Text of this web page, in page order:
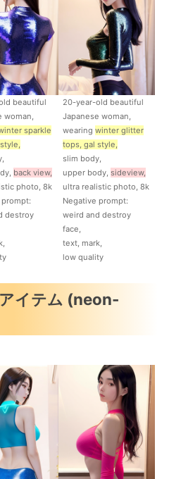
beautiful
woman,
sparkle
style,
back view,
photo, 8k
destroy
20-year-old beautiful
Japanese woman,
wearing winter glitter
tops, gal style,
slim body,
upper body, sideview,
ultra realistic photo, 8k
Negative prompt:
weird and destroy
face,
text, mark,
low quality
イテム (neon-